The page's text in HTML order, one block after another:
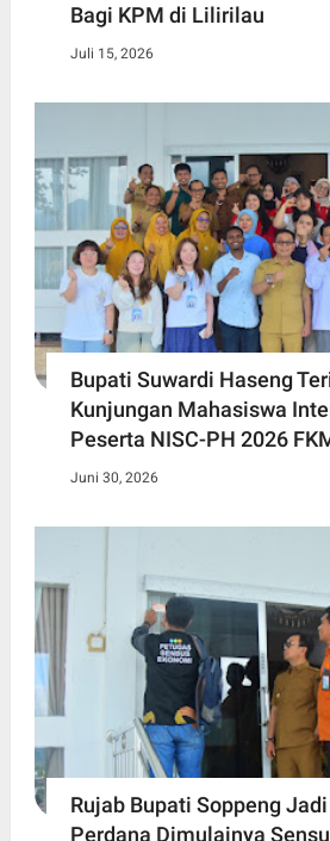
Bagi KPM di Lilirilau
Juli 15, 2026
Bupati Suwardi Haseng
Kunjungan Mahasiswa
Peserta NISC-PH 2026
Juni 30, 2026
Rujab Bupati Soppeng
Perdana Dimulainya